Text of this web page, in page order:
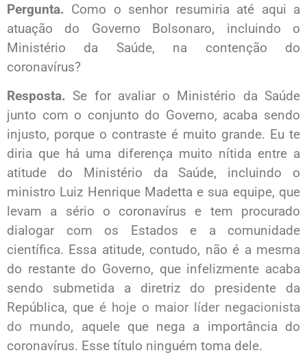
Pergunta. Como o senhor resumiria até aqui a
atuação do Governo Bolsonaro, incluindo o
Ministério da Saúde, na contenção do
coronavírus?
Resposta.Se for avaliar o Ministério da Saúde
junto com o conjunto do Governo, acaba sendo
injusto, porque o contraste é muito grande. Eu te
diria que há uma diferença muito nítida entre a
atitude do Ministério da Saúde, incluindo o
ministro Luiz Henrique Madetta e sua equipe, que
levam a sério o coronavírus e tem procurado
dialogar com os Estados e a comunidade
científica. Essa atitude, contudo, não é a mesma
do restante do Governo, que infelizmente acaba
sendo submetida a diretriz do presidente da
República, que é hoje o maior líder negacionista
do mundo, aquele que nega a importância do
coronavírus. Esse título ninguém toma dele.